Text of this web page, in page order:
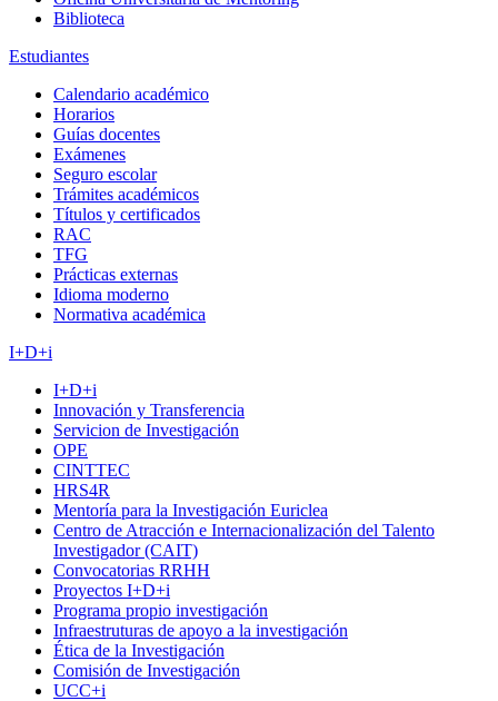
Biblioteca
Estudiantes
Calendario académico
Horarios
Guías docentes
Exámenes
Seguro escolar
Trámites académicos
Títulos y certificados
RAC
TFG
Prácticas externas
Idioma moderno
Normativa académica
I+D+i
I+D+i
Innovación y Transferencia
Servicion de Investigación
OPE
CINTTEC
HRS4R
Mentoría para la Investigación Euriclea
Centro de Atracción e Internacionalización del Talento
Investigador (CAIT)
Convocatorias RRHH
Proyectos I+D+i
Programa propio investigación
Infraestruturas de apoyo a la investigación
Ética de la Investigación
Comisión de Investigación
UCC+i